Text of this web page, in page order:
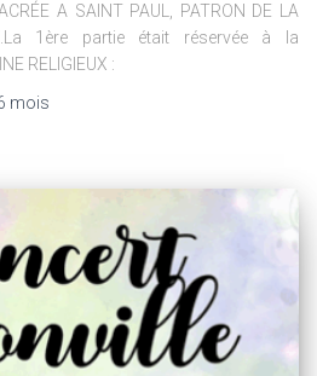
A SAINT PAUL, PATRON DE LA
1ère partie était réservée à la
RELIGIEUX :
mois